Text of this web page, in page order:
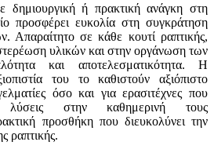
δημιουργική ή πρακτική ανάγκη στη
προσφέρει ευκολία στη συγκράτηση
Απαραίτητο σε κάθε κουτί ραπτικής,
υλικών και στην οργάνωση των
και αποτελεσματικότητα. Η
του το καθιστούν αξιόπιστο
όσο και για ερασιτέχνες που
λύσεις στην καθημερινή τους
προσθήκη που διευκολύνει την
ραπτικής.